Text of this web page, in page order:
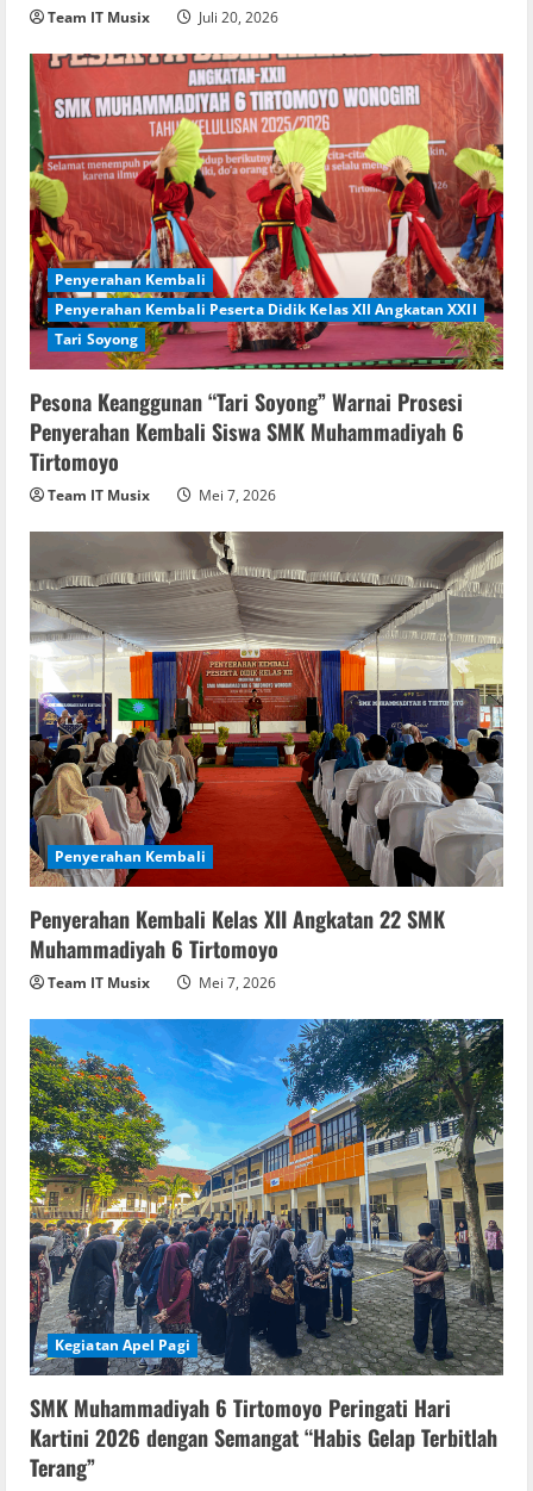
Team IT Musix Juli 20, 2026
Penyerahan Kembali
Penyerahan Kembali Peserta Didik Kelas XII Angkatan XXII
Tari Soyong
Pesona Keanggunan “Tari Soyong” Warnai Prosesi
Penyerahan Kembali Siswa SMK Muhammadiyah 6
Tirtomoyo
Team IT Musix Mei 7, 2026
Penyerahan Kembali
Penyerahan Kembali Kelas XII Angkatan 22 SMK
Muhammadiyah 6 Tirtomoyo
Team IT Musix Mei 7, 2026
Kegiatan Apel Pagi
SMK Muhammadiyah 6 Tirtomoyo Peringati Hari
Kartini 2026 dengan Semangat “Habis Gelap Terbitlah
Terang”